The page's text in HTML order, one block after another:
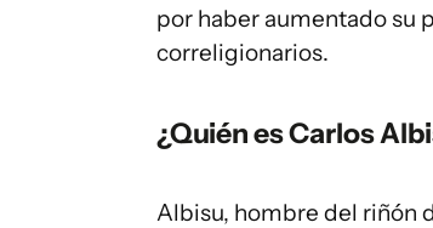
por haber aumentado su
correligionarios.
¿Quién es Carlos
Albisu, hombre del riñón